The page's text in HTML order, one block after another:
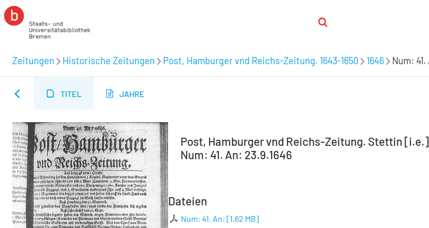
Zeitungen Historische Zeitungen Post, Hamburger vnd Reichs-Zeitung. 1643-1650 1646 Num: 41.
TITEL JAHRE
Post, Hamburger vnd Reichs-Zeitung. Stettin
Num: 41. An: 23.9.1646
Dateien
Num: 41. An: [1,62 MB]